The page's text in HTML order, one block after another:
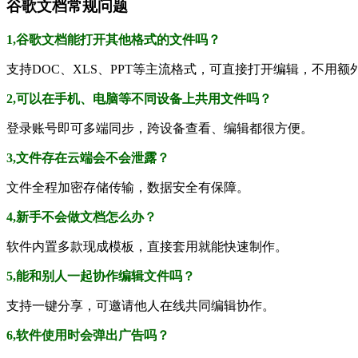
谷歌文档常规问题
1,谷歌文档能打开其他格式的文件吗？
支持DOC、XLS、PPT等主流格式，可直接打开编辑，不用额
2,可以在手机、电脑等不同设备上共用文件吗？
登录账号即可多端同步，跨设备查看、编辑都很方便。
3,文件存在云端会不会泄露？
文件全程加密存储传输，数据安全有保障。
4,新手不会做文档怎么办？
软件内置多款现成模板，直接套用就能快速制作。
5,能和别人一起协作编辑文件吗？
支持一键分享，可邀请他人在线共同编辑协作。
6,软件使用时会弹出广告吗？